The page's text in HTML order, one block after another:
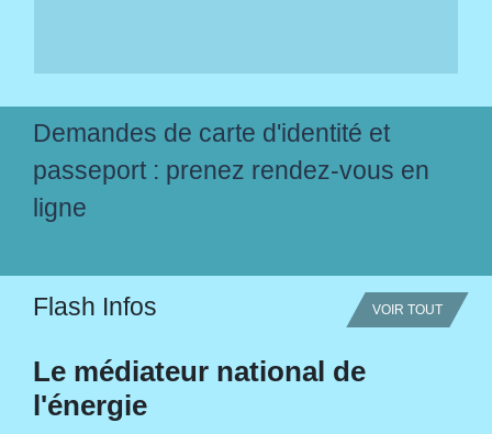
Demandes de carte d'identité et
passeport : prenez rendez-vous en
ligne
Flash Infos VOIR TOUT
Le médiateur national de
l'énergie